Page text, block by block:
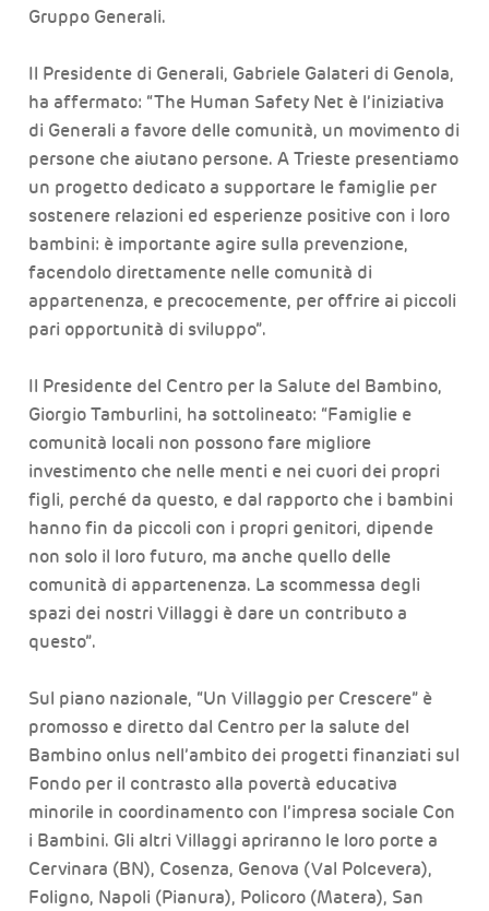
Gruppo Generali.
Il Presidente di Generali, Gabriele Galateri di Genola,
ha affermato: “The Human Safety Net è l’iniziativa
di Generali a favore delle comunità, un movimento di
persone che aiutano persone. A Trieste presentiamo
un progetto dedicato a supportare le famiglie per
sostenere relazioni ed esperienze positive con i loro
bambini: è importante agire sulla prevenzione,
facendolo direttamente nelle comunità di
appartenenza, e precocemente, per offrire ai piccoli
pari opportunità di sviluppo”.
Il Presidente del Centro per la Salute del Bambino,
Giorgio Tamburlini, ha sottolineato: “Famiglie e
comunità locali non possono fare migliore
investimento che nelle menti e nei cuori dei propri
figli, perché da questo, e dal rapporto che i bambini
hanno fin da piccoli con i propri genitori, dipende
non solo il loro futuro, ma anche quello delle
comunità di appartenenza. La scommessa degli
spazi dei nostri Villaggi è dare un contributo a
questo”.
Sul piano nazionale, “Un Villaggio per Crescere” è
promosso e diretto dal Centro per la salute del
Bambino onlus nell’ambito dei progetti finanziati sul
Fondo per il contrasto alla povertà educativa
minorile in coordinamento con l’impresa sociale Con
i Bambini. Gli altri Villaggi apriranno le loro porte a
Cervinara (BN), Cosenza, Genova (Val Polcevera),
Foligno, Napoli (Pianura), Policoro (Matera), San